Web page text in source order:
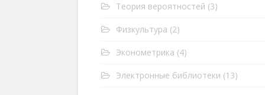
Теория вероятностей (3)
Физкультура (2)
Эконометрика (4)
Электронные библиотеки (13)